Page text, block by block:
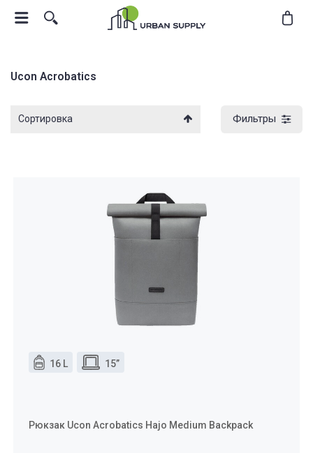
Ucon Acrobatics
Фильтры
16 L 15”
Рюкзак Ucon Acrobatics Hajo Medium Backpack